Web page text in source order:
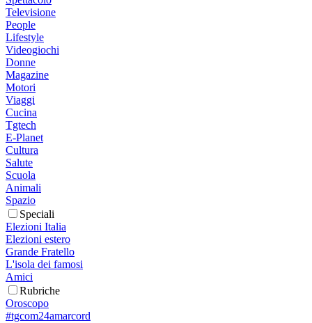
Televisione
People
Lifestyle
Videogiochi
Donne
Magazine
Motori
Viaggi
Cucina
Tgtech
E-Planet
Cultura
Salute
Scuola
Animali
Spazio
Speciali
Elezioni Italia
Elezioni estero
Grande Fratello
L'isola dei famosi
Amici
Rubriche
Oroscopo
#tgcom24amarcord